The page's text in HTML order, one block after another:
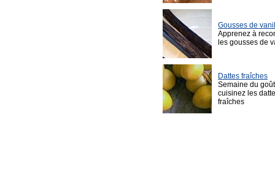
Gousses de
Apprenez à
les gousses de
Dattes fraîches
Semaine du
cuisinez les
fraîches